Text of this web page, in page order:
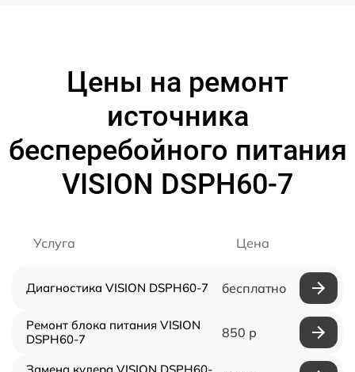
Цены на ремонт
источника
бесперебойного питания
VISION DSPH60-7
Услуга Цена
Диагностика VISION DSPH60-7 бесплатно
Ремонт блока питания VISION
DSPH60-7
850 р